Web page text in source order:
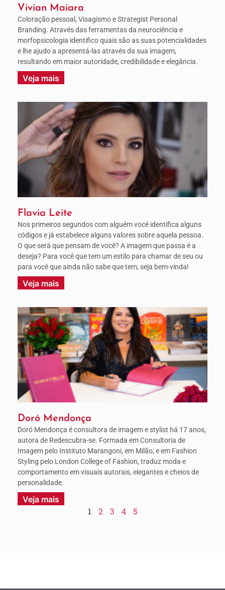
Vivian Maiara
Coloração pessoal, Visagismo e Strategist Personal
Branding. Através das ferramentas da neurociência e
morfopsicologia identifico quais são as suas potencialidades
e lhe ajudo a apresentá-las através da sua imagem,
resultando em maior autoridade, credibilidade e elegância.
Veja mais
Flavia Leite
Nos primeiros segundos com alguém você identifica alguns
códigos e já estabelece alguns valores sobre aquela pessoa.
O que será que pensam de você? A imagem que passa é a
deseja? Para você que tem um estilo para chamar de seu ou
para você que ainda não sabe que tem, seja bem-vinda!
Veja mais
Doró Mendonça
Doró Mendonça é consultora de imagem e stylist há 17 anos,
autora de Redescubra-se. Formada em Consultoria de
Imagem pelo Instituto Marangoni, em Milão, e em Fashion
Styling pelo London College of Fashion, traduz moda e
comportamento em visuais autorais, elegantes e cheios de
personalidade.
Veja mais
1 2 3 4 5